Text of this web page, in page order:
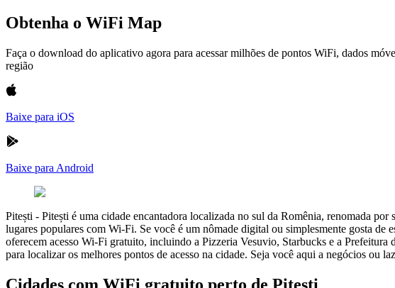
Obtenha o WiFi Map
Faça o download do aplicativo agora para acessar milhões de pontos WiFi, dados
região
Baixe para iOS
Baixe para Android
Pitești - Pitești é uma cidade encantadora localizada no sul da Romênia, renomada
lugares populares com Wi-Fi. Se você é um nômade digital ou simplesmente gosta de
oferecem acesso Wi-Fi gratuito, incluindo a Pizzeria Vesuvio, Starbucks e a
para localizar os melhores pontos de acesso na cidade. Seja você aqui a negócios ou
Cidades com WiFi gratuito perto de Pitești